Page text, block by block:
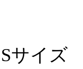
Sサイズ